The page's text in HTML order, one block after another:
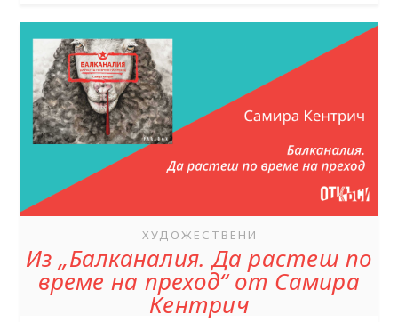
ХУДОЖЕСТВЕНИ
Из „Балканалия. Да растеш по
време на преход“ от Самира
Кентрич